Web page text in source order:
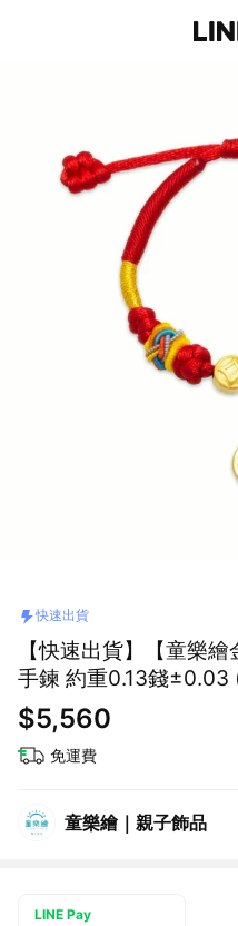
快速出貨
【快速出貨】【童樂
手鍊 約重0.13錢±0.03
$5,560
免運費
童樂繪｜親子飾品
LINE Pay